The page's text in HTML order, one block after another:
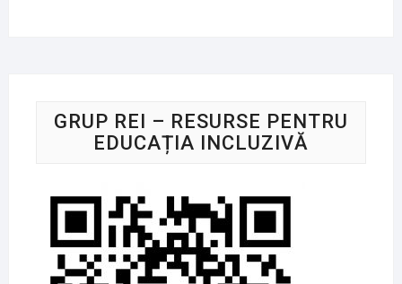
GRUP REI – RESURSE PENTRU
EDUCAȚIA INCLUZIVĂ